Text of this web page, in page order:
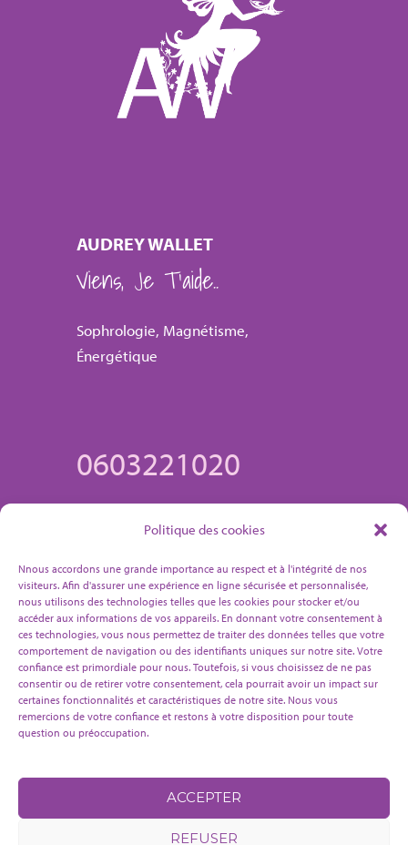
Politique des cookies
Nnous accordons une grande importance au respect et à l'intégrité de nos
visiteurs. Afin d'assurer une expérience en ligne sécurisée et personnalisée,
nous utilisons des technologies telles que les cookies pour stocker et/ou
accéder aux informations de vos appareils. En donnant votre consentement à
ces technologies, vous nous permettez de traiter des données telles que votre
comportement de navigation ou des identifiants uniques sur notre site. Votre
confiance est primordiale pour nous. Toutefois, si vous choisissez de ne pas
consentir ou de retirer votre consentement, cela pourrait avoir un impact sur
certaines fonctionnalités et caractéristiques de notre site. Nous vous
remercions de votre confiance et restons à votre disposition pour toute
question ou préoccupation.
ACCEPTER
REFUSER
AUDREY WALLET
Viens, Je T’aide..
Sophrologie, Magnétisme,
Énergétique
0603221020
audrey@audrey-wallet.fr
Designed byElodie Beauget